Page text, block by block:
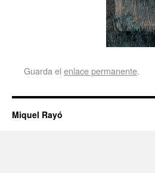
Guarda el enlace permanente.
Miquel Rayó